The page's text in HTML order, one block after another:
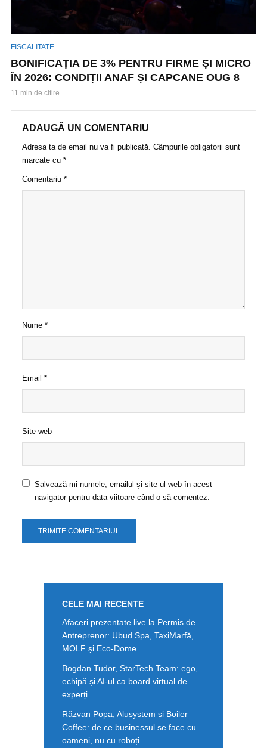
FISCALITATE
BONIFICAȚIA DE 3% PENTRU FIRME ȘI MICRO
ÎN 2026: CONDIȚII ANAF ȘI CAPCANE OUG 8
11 min de citire
ADAUGĂ UN COMENTARIU
Adresa ta de email nu va fi publicată. Câmpurile obligatorii sunt
marcate cu *
Comentariu *
Nume *
Email *
Site web
Salvează-mi numele, emailul și site-ul web în acest
navigator pentru data viitoare când o să comentez.
CELE MAI RECENTE
Afaceri prezentate live la Permis de
Antreprenor: Ubud Spa, TaxiMarfă,
MOLF și Eco-Dome
Bogdan Tudor, StarTech Team: ego,
echipă și AI-ul ca board virtual de
experți
Răzvan Popa, Alusystem și Boiler
Coffee: de ce businessul se face cu
oameni, nu cu roboți